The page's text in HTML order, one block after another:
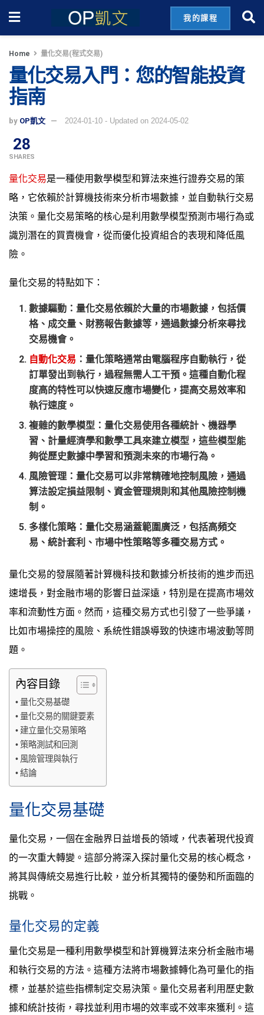
我的課程
Home 量化交易(程式交易)
量化交易入門：您的智能投資
指南
by OP凱文 2024-01-10 - Updated on 2024-05-02
28
SHARES
量化交易是一種使用數學模型和算法來進行證券交易的策
略，它依賴於計算機技術來分析市場數據，並自動執行交易
決策。量化交易策略的核心是利用數學模型預測市場行為或
識別潛在的買賣機會，從而優化投資組合的表現和降低風
險。
量化交易的特點如下：
數據驅動 ：量化交易依賴於大量的市場數據，包括價
格、成交量、財務報告數據等，通過數據分析來尋找
交易機會。
自動化交易 ：量化策略通常由電腦程序自動執行，從
訂單發出到執行，過程無需人工干預。這種自動化程
度高的特性可以快速反應市場變化，提高交易效率和
執行速度。
複雜的數學模型 ：量化交易使用各種統計、機器學
習、計量經濟學和數學工具來建立模型，這些模型能
夠從歷史數據中學習和預測未來的市場行為。
風險管理 ：量化交易可以非常精確地控制風險，通過
算法設定損益限制、資金管理規則和其他風險控制機
制。
多樣化策略：量化交易涵蓋範圍廣泛，包括高頻交
易、統計套利、市場中性策略等多種交易方式。
量化交易的發展隨著計算機科技和數據分析技術的進步而迅
速增長，對金融市場的影響日益深遠，特別是在提高市場效
率和流動性方面。然而，這種交易方式也引發了一些爭議，
比如市場操控的風險、系統性錯誤導致的快速市場波動等問
題。
內容目錄
量化交易基礎
量化交易的關鍵要素
建立量化交易策略
策略測試和回測
風險管理與執行
結論
量化交易基礎
量化交易，一個在金融界日益增長的領域，代表著現代投資
的一次重大轉變。這部分將深入探討量化交易的核心概念，
將其與傳統交易進行比較，並分析其獨特的優勢和所面臨的
挑戰。
量化交易的定義
量化交易是一種利用數學模型和計算機算法來分析金融市場
和執行交易的方法。這種方法將市場數據轉化為可量化的指
標，並基於這些指標制定交易決策。量化交易者利用歷史數
據和統計技術，尋找並利用市場的效率或不效率來獲利。這